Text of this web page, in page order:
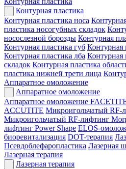
Контурная пластика
Контурная пластика носа
пластика носогубных складок
носослезной борозды Контурная
Контурная пластика губ Контурная
Контурная пластика лба Контурная
складок Контурная пластика
пластика нижней трети лица
Аппаратное омоложение
Аппаратное омоложение
Аппаратное омоложение
ACCUTITE Микроигольчатый RF-
Микроигольчатый RF-лифтинг
лифтинг Power Shape ELOS-
биоревитализация DOT-терапия
Псевдоблефаропластика Лазерная
Лазерная терапия
Лазерная терапия